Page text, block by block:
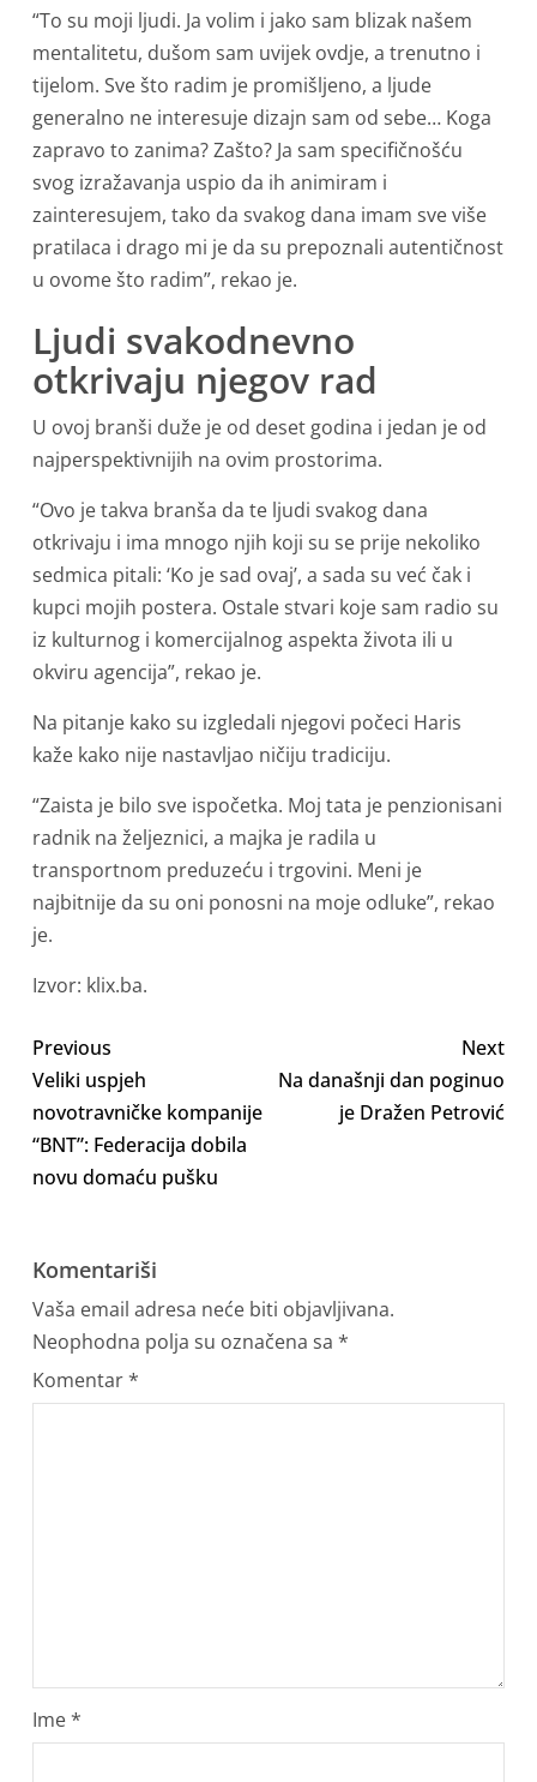
“To su moji ljudi. Ja volim i jako sam blizak našem
mentalitetu, dušom sam uvijek ovdje, a trenutno i
tijelom. Sve što radim je promišljeno, a ljude
generalno ne interesuje dizajn sam od sebe… Koga
zapravo to zanima? Zašto? Ja sam specifičnošću
svog izražavanja uspio da ih animiram i
zainteresujem, tako da svakog dana imam sve više
pratilaca i drago mi je da su prepoznali autentičnost
u ovome što radim”, rekao je.
Ljudi svakodnevno
otkrivaju njegov rad
U ovoj branši duže je od deset godina i jedan je od
najperspektivnijih na ovim prostorima.
“Ovo je takva branša da te ljudi svakog dana
otkrivaju i ima mnogo njih koji su se prije nekoliko
sedmica pitali: ‘Ko je sad ovaj’, a sada su već čak i
kupci mojih postera. Ostale stvari koje sam radio su
iz kulturnog i komercijalnog aspekta života ili u
okviru agencija”, rekao je.
Na pitanje kako su izgledali njegovi počeci Haris
kaže kako nije nastavljao ničiju tradiciju.
“Zaista je bilo sve ispočetka. Moj tata je penzionisani
radnik na željeznici, a majka je radila u
transportnom preduzeću i trgovini. Meni je
najbitnije da su oni ponosni na moje odluke”, rekao
je.
Izvor: klix.ba.
Previous
Veliki uspjeh
novotravničke kompanije
“BNT”: Federacija dobila
novu domaću pušku
Next
Na današnji dan poginuo
je Dražen Petrović
Komentariši
Vaša email adresa neće biti objavljivana.
Neophodna polja su označena sa *
Komentar*
Ime*